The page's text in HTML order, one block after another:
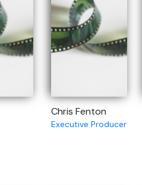
Chris Fenton
Executive Producer